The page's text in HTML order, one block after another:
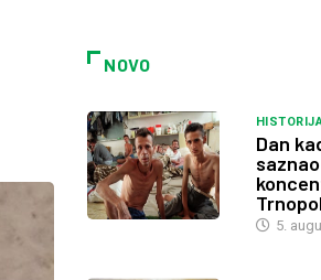
NOVO
Dan
5.